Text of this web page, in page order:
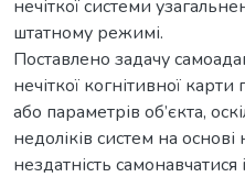
нечіткої системи
штатному режимі.
Поставлено задачу
нечіткої когнітивної
або параметрів об’єкта,
недоліків систем на основі
нездатність